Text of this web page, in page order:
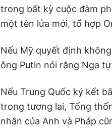
trong bất kỳ cuộc đàm
một tên lửa mới, tổ hợp
Nếu Mỹ quyết định
ông Putin nói rằng Nga
Nếu Trung Quốc ký kết
trong tương lai, Tổng
nhân của Anh và Pháp